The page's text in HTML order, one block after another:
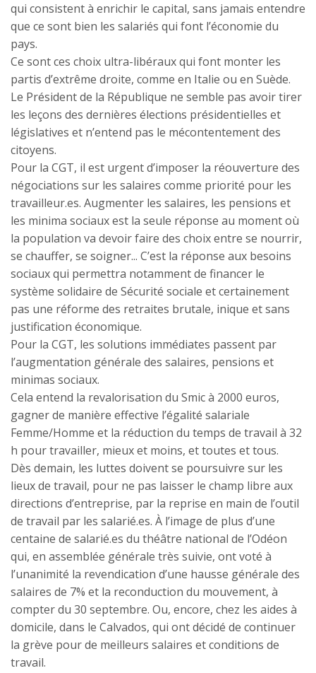
qui consistent à enrichir le capital, sans jamais entendre
que ce sont bien les salariés qui font l’économie du
pays.
Ce sont ces choix ultra-libéraux qui font monter les
partis d’extrême droite, comme en Italie ou en Suède.
Le Président de la République ne semble pas avoir tirer
les leçons des dernières élections présidentielles et
législatives et n’entend pas le mécontentement des
citoyens.
Pour la CGT, il est urgent d’imposer la réouverture des
négociations sur les salaires comme priorité pour les
travailleur.es. Augmenter les salaires, les pensions et
les minima sociaux est la seule réponse au moment où
la population va devoir faire des choix entre se nourrir,
se chauffer, se soigner... C’est la réponse aux besoins
sociaux qui permettra notamment de financer le
système solidaire de Sécurité sociale et certainement
pas une réforme des retraites brutale, inique et sans
justification économique.
Pour la CGT, les solutions immédiates passent par
l’augmentation générale des salaires, pensions et
minimas sociaux.
Cela entend la revalorisation du Smic à 2000 euros,
gagner de manière effective l’égalité salariale
Femme/Homme et la réduction du temps de travail à 32
h pour travailler, mieux et moins, et toutes et tous.
Dès demain, les luttes doivent se poursuivre sur les
lieux de travail, pour ne pas laisser le champ libre aux
directions d’entreprise, par la reprise en main de l’outil
de travail par les salarié.es. À l’image de plus d’une
centaine de salarié.es du théâtre national de l’Odéon
qui, en assemblée générale très suivie, ont voté à
l’unanimité la revendication d’une hausse générale des
salaires de 7% et la reconduction du mouvement, à
compter du 30 septembre. Ou, encore, chez les aides à
domicile, dans le Calvados, qui ont décidé de continuer
la grève pour de meilleurs salaires et conditions de
travail.